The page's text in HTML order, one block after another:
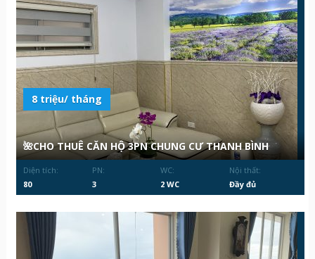
8 triệu/ tháng
🌺CHO THUÊ CĂN HỘ 3PN CHUNG CƯ THANH BÌNH
Diện tích:
80
PN:
3
WC:
2 WC
Nội thất:
Đầy đủ